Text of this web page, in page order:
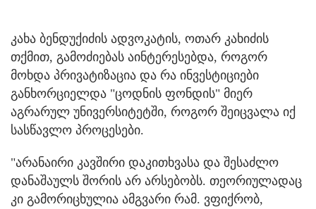
კახა ბენდუქიძის ადვოკატის, ოთარ კახიძის
თქმით, გამოძიებას აინტერესებდა, როგორ
მოხდა პრივატიზაცია და რა ინვესტიციები
განხორციელდა "ცოდნის ფონდის" მიერ
აგრარულ უნივერსიტეტში, როგორ შეიცვალა იქ
სასწავლო პროცესები.
"არანაირი კავშირი დაკითხვასა და შესაძლო
დანაშაულს შორის არ არსებობს. თეორიულადაც
კი გამორიცხულია ამგვარი რამ. ვფიქრობ,